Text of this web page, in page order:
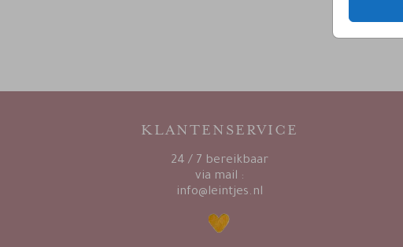
KLANTENSERVICE
24 / 7 bereikbaar
via mail :
info@leintjes.nl